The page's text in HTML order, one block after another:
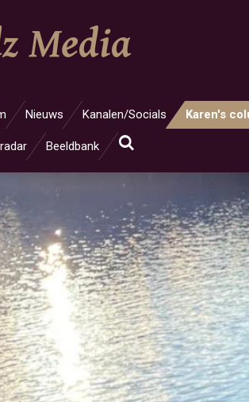
Media
Nieuws Kanalen/Socials Karen's
Beeldbank